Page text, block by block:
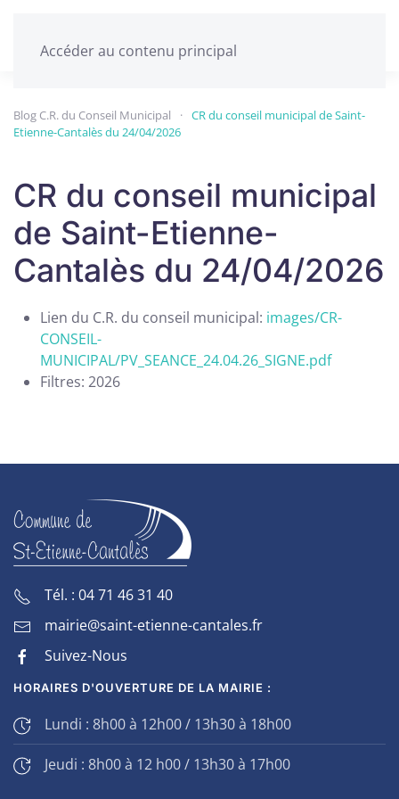
Accéder au contenu principal
Blog C.R. du Conseil Municipal
CR du conseil municipal de Saint-
Etienne-Cantalès du 24/04/2026
CR du conseil municipal
de Saint-Etienne-
Cantalès du 24/04/2026
Lien du C.R. du conseil municipal: images/CR-
CONSEIL-
MUNICIPAL/PV_SEANCE_24.04.26_SIGNE.pdf
Filtres: 2026
Tél. : 04 71 46 31 40
mairie@saint-etienne-cantales.fr
Suivez-Nous
HORAIRES D'OUVERTURE DE LA MAIRIE :
Lundi : 8h00 à 12h00 / 13h30 à 18h00
Jeudi : 8h00 à 12 h00 / 13h30 à 17h00